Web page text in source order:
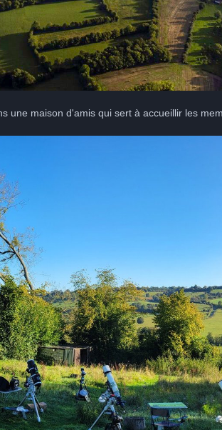
une maison d'amis qui sert à accueillir les